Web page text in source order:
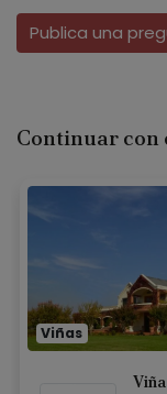
Publica una
Continuar con
Viñas